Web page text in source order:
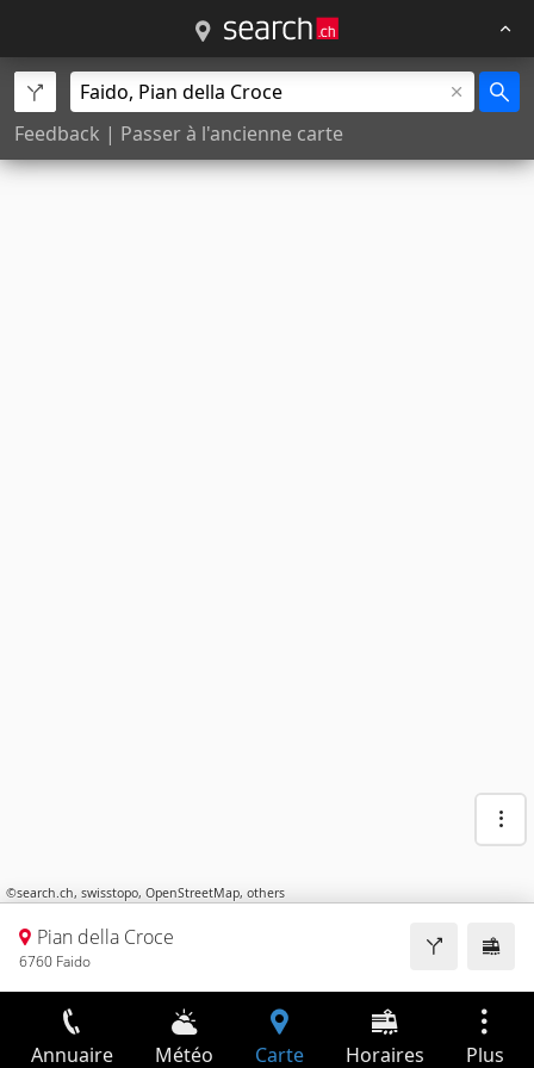
Feedback | Passer à l'ancienne carte
©search.ch, swisstopo, OpenStreetMap, others
Pian della Croce
6760 Faido
Annuaire Météo Carte Horaires Plus